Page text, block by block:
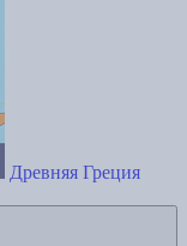
Древняя Греция